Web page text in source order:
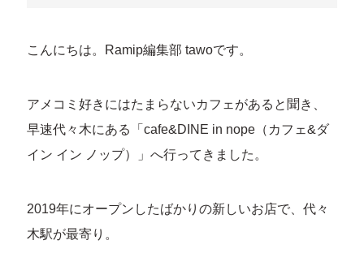
こんにちは。Ramip編集部 tawoです。
アメコミ好きにはたまらないカフェがあると聞き、
早速代々木にある「cafe&DINE in nope（カフェ&ダ
イン イン ノップ）」へ行ってきました。
2019年にオープンしたばかりの新しいお店で、代々
木駅が最寄り。